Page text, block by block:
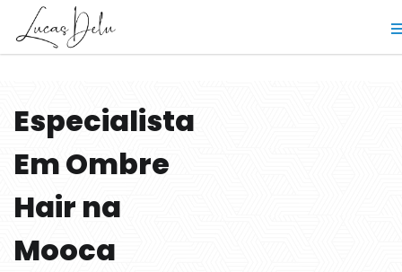
Especialista
Em Ombre
Hair na
Mooca